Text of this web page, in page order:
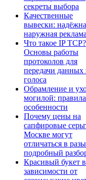
секреты выбора
Качественные
вывески:
наружная реклама
Что такое IP TCP?
Основы работы
протоколов для
передачи данных
голоса
Обрамление и
могилой:
особенности
Почему цены на
сапфировые
Москве могут
отличаться в
подробный
Красивый букет
зависимости от